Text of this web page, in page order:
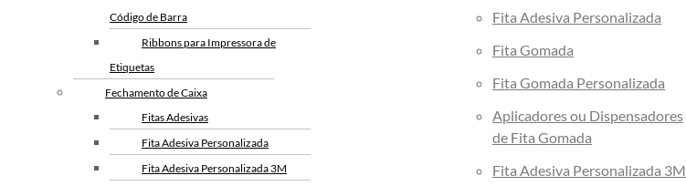
Código de Barra
Ribbons para Impressora de
Etiquetas
Fechamento de Caixa
Fitas Adesivas
Fita Adesiva Personalizada
Fita Adesiva Personalizada 3M
Fita Adesiva Personalizada
Fita Gomada
Fita Gomada Personalizada
Aplicadores ou Dispensadores
de Fita Gomada
Fita Adesiva Personalizada 3M